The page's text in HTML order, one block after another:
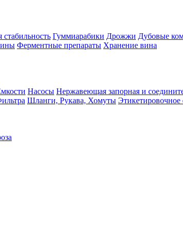
Гуммиарабики Дрожжи Дубовые
Ферментные препараты Хранение вина
Насосы Нержавеющая запорная и
Шланги, Рукава, Хомуты Этикетировочное